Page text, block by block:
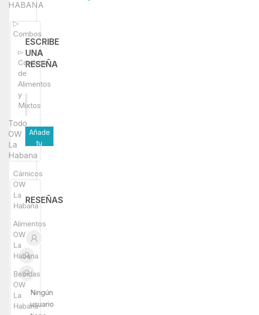
ESCRIBE
UNA
RESEÑA
Añade
tu
reseña
RESEÑAS
Ningún
usuario
HABANA
▷
Combos
▻
Combos
de
Alimentos
y
Mixtos
Todo
OW
La
Habana
Cárnicos
OW
La
Habana
Alimentos
OW
La
Habana
Bebidas
OW
La
Habana